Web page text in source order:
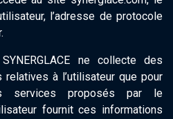
l’adresse de protocole
ne collecte des
à l’utilisateur que pour
services proposés par le
fournit ces informations